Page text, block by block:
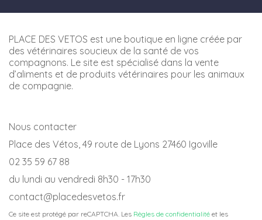
PLACE DES VETOS est une boutique en ligne créée par
des vétérinaires soucieux de la santé de vos
compagnons. Le site est spécialisé dans la vente
d’aliments et de produits vétérinaires pour les animaux
de compagnie.
Nous contacter
Place des Vétos, 49 route de Lyons 27460 Igoville
02 35 59 67 88
du lundi au vendredi 8h30 - 17h30
contact@placedesvetos.fr
Ce site est protégé par reCAPTCHA. Les Règles de confidentialité et les